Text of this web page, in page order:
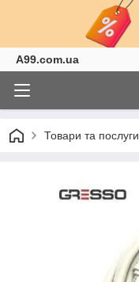
A99.com.ua
Товари та послуги